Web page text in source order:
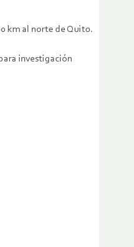
km al norte de Quito.
investigación